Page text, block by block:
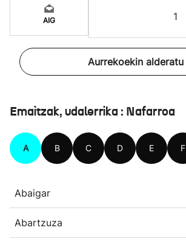
AIG 1
Aurrekoekin alderatu
Emaitzak, udalerrika : Nafarroa
A B C D E F
Abaigar
Abartzuza